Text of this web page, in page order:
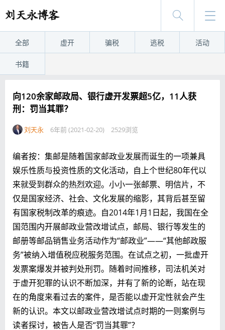
全部 虚开 骗税 逃税 活动
书籍
向120余家邮政局、银行虚开发票超5亿，11人获
刑：罚当其罪？
刘天永 6年前 (2021-02-20) 2529浏览
编者按：集邮是随着国家邮政业发展而诞生的一项兼具
娱乐性质与投资性质的文化活动，自上个世纪80年代以
来就受到群众的热烈欢迎。小小一张邮票、明信片，不
仅是国家经济、社会、文化发展的缩影，其背后甚至留
有国家税制改革的痕迹。自2014年1月1日起，我国在全
国范围内开展邮政业营改增试点，邮局、银行等发生的
邮册等邮品销售业务活动作为“邮政业”——“其他邮政服
务”被纳入增值税应税服务范围。在试点之初，一批虚开
发票案爆发并被判处刑罚。随着时间推移，司法机关对
于虚开犯罪的认识不断加深，并有了新的论断，站在现
在的角度来看过去的案件，是否能以虚开定性就会产生
新的认识。本文以邮政业营改增试点时期的一则案例与
读者探讨，被告人是否“罚当其罪”？